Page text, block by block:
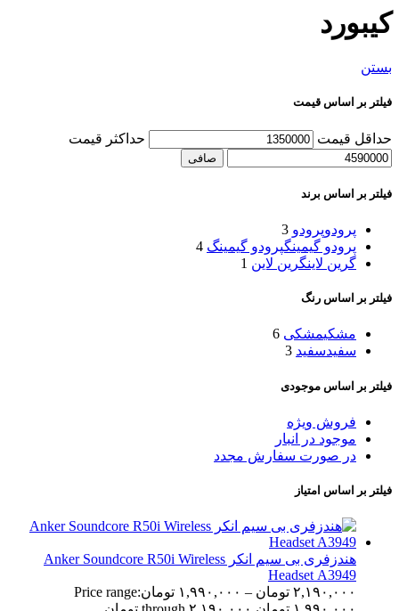
کیبورد
بستن
فیلتر بر اساس قیمت
حداقل قیمت حداكثر قيمت
صافی
فیلتر بر اساس برند
پرودوپرودو 3
پرودو گیمینگپرودو گیمینگ 4
گرین لاینگرین لاین 1
فیلتر بر اساس رنگ
مشکیمشکی 6
سفیدسفید 3
فیلتر بر اساس موجودی
فروش ویژه
موجود در انبار
در صورت سفارش مجدد
فیلتر بر اساس امتیاز
هندزفری بی سیم انکر Anker Soundcore R50i Wireless
Headset A3949
۲,۱۹۰,۰۰۰ تومان – ۱,۹۹۰,۰۰۰ تومانPrice range: